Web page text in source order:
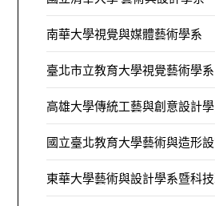
南華大學視覺與媒體藝術學系
臺北市立教育大學視覺藝術學系
高雄大學傳統工藝與創意設計
國立臺北教育大學藝術與造形
東華大學藝術與設計學系暨科